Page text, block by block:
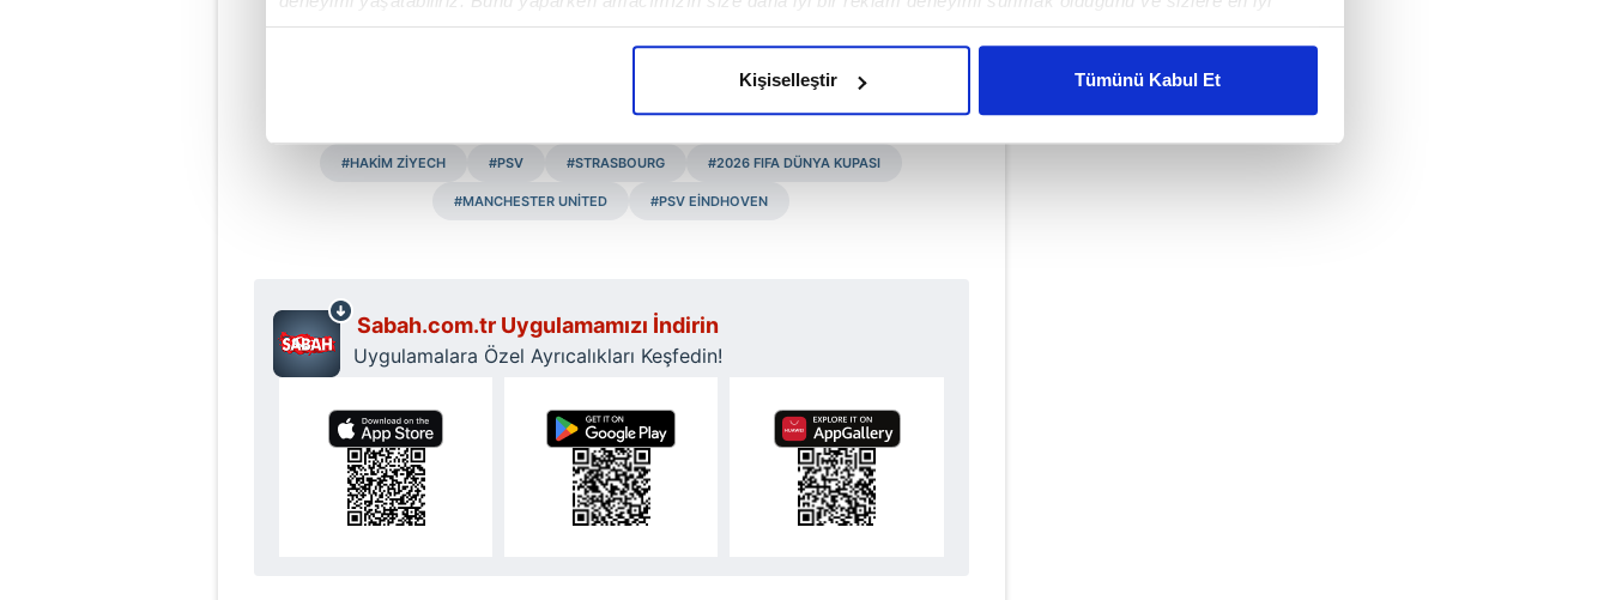
içerikleri sunabilmek adına elimizden gelen çabayı gösterdiğimizi ve bu noktada, reklamların maliyetlerimizi karşılamak
Her halükârda, kullanıcılar, bu çerezlere izin vermedikleri takdirde, kullanıcılara hedefli reklamlar gösterilmeyecektir."
Sizlere daha iyi bir hizmet sunabilmek için İnternet Sitemizde kendimize ve üçüncü kişilere ait çerezler kullanılmaktadır. Bu
çerezler vasıtasıyla çeşitli kişisel verileriniz işlenmekte olup gerekli olan çerezler bilgi toplumu hizmetlerinin sunulması
Çerezlere ilişkin tercihlerinizi aşağıda yer alan panel vasıtasıyla belirleyebilirsiniz. Çerezlere ilişkin detaylı bilgi için Ayarlar
butonuna tıklayabilir,
Çerez Bilgilendirme Metnimizi
mevzuata uygun olarak kullanılan çerezlerle ilgili bilgi almak için lütfentıklayınız
Kişiselleştir Tümünü Kabul Et
#HAKİM ZİYECH #PSV #STRASBOURG #2026 FIFA DÜNYA KUPASI
#MANCHESTER UNİTED #PSV EİNDHOVEN
Sabah.com.tr Uygulamamızı İndirin
Uygulamalara Özel Ayrıcalıkları Keşfedin!